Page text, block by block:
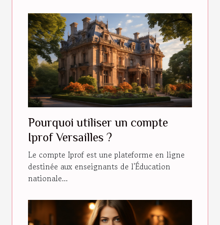
Pourquoi utiliser un compte
Iprof Versailles ?
Le compte Iprof est une plateforme en ligne
destinée aux enseignants de l'Éducation
nationale...